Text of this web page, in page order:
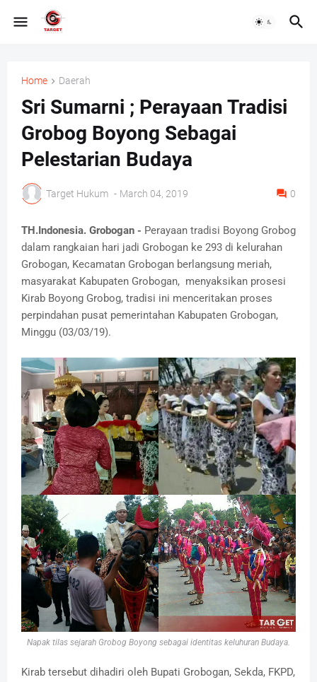
Home Daerah
Sri Sumarni ; Perayaan Tradisi
Grobog Boyong Sebagai
Pelestarian Budaya
Target Hukum - March 04, 2019 0
TH.Indonesia. Grobogan - Perayaan tradisi Boyong Grobog
dalam rangkaian hari jadi Grobogan ke 293 di kelurahan
Grobogan, Kecamatan Grobogan berlangsung meriah,
masyarakat Kabupaten Grobogan, menyaksikan prosesi
Kirab Boyong Grobog, tradisi ini menceritakan proses
perpindahan pusat pemerintahan Kabupaten Grobogan,
Minggu (03/03/19).
Napak tilas sejarah Grobog Boyong sebagai identitas keluhuran Budaya.
Kirab tersebut dihadiri oleh Bupati Grobogan, Sekda, FKPD,